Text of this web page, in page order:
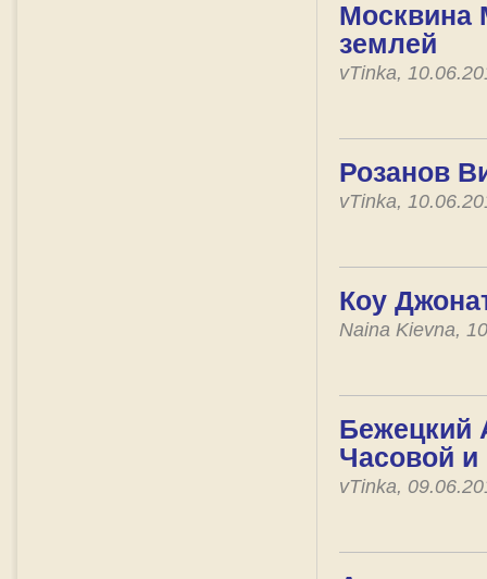
Москвина
землей
vTinka,
Розанов
vTinka,
Коу
Naina Kievna,
Бежецкий
Часовой и
vTinka,